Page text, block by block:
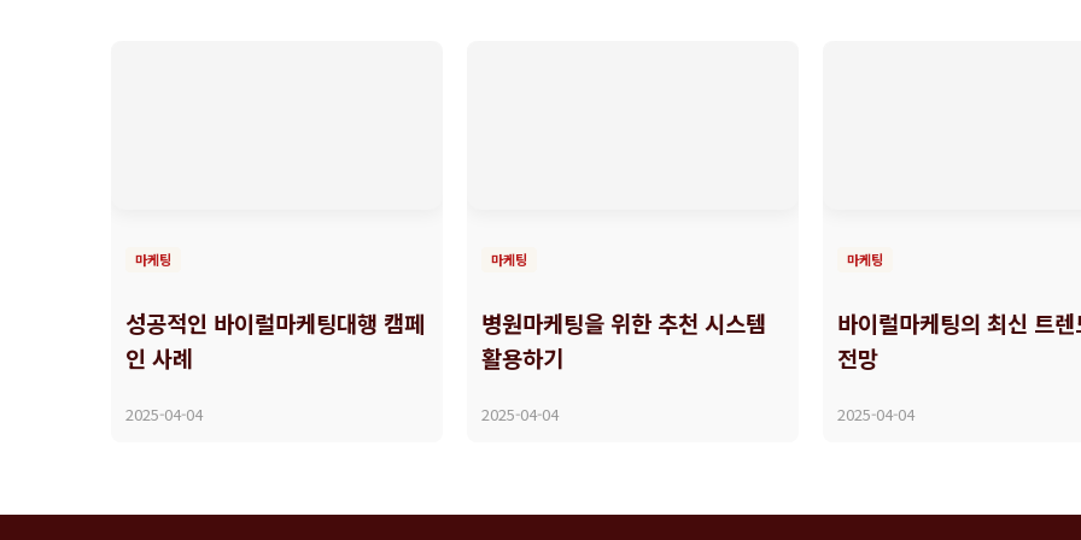
마케팅
성공적인 바이럴마케팅대행 캠페
인 사례
2025-04-04
마케팅
병원마케팅을 위한 추천 시스템
활용하기
2025-04-04
마케팅
바이럴마케팅의 최신 트
전망
2025-04-04